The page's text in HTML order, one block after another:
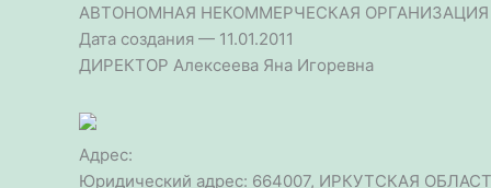
АВТОНОМНАЯ НЕКОММЕРЧЕСКАЯ
Дата создания — 11.01.2011
ДИРЕКТОР Алексеева Яна Игоревна
Адрес:
Юридический адрес: 664007, ИРКУТСКАЯ